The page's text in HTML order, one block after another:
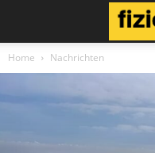
Home Nachrichten